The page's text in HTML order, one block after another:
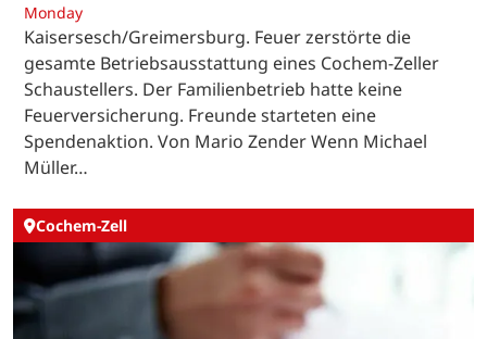
Monday
Kaisersesch/Greimersburg. Feuer zerstörte die
gesamte Betriebsausstattung eines Cochem-Zeller
Schaustellers. Der Familienbetrieb hatte keine
Feuerversicherung. Freunde starteten eine
Spendenaktion. Von Mario Zender Wenn Michael
Müller…
Cochem-Zell